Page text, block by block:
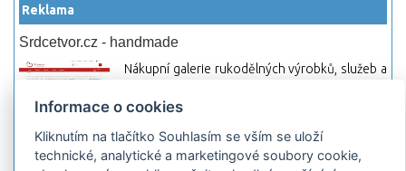
Reklama
Srdcetvor.cz - handmade
Nákupní galerie rukodělných výrobků, služeb a
začít prodávat nebo jen nakupovat.
Hledej-hosting.cz - webhosting, VPS
hosting
Informace o cookies
Kliknutím na tlačítko Souhlasím se vším se uloží
technické, analytické a marketingové soubory cookie,